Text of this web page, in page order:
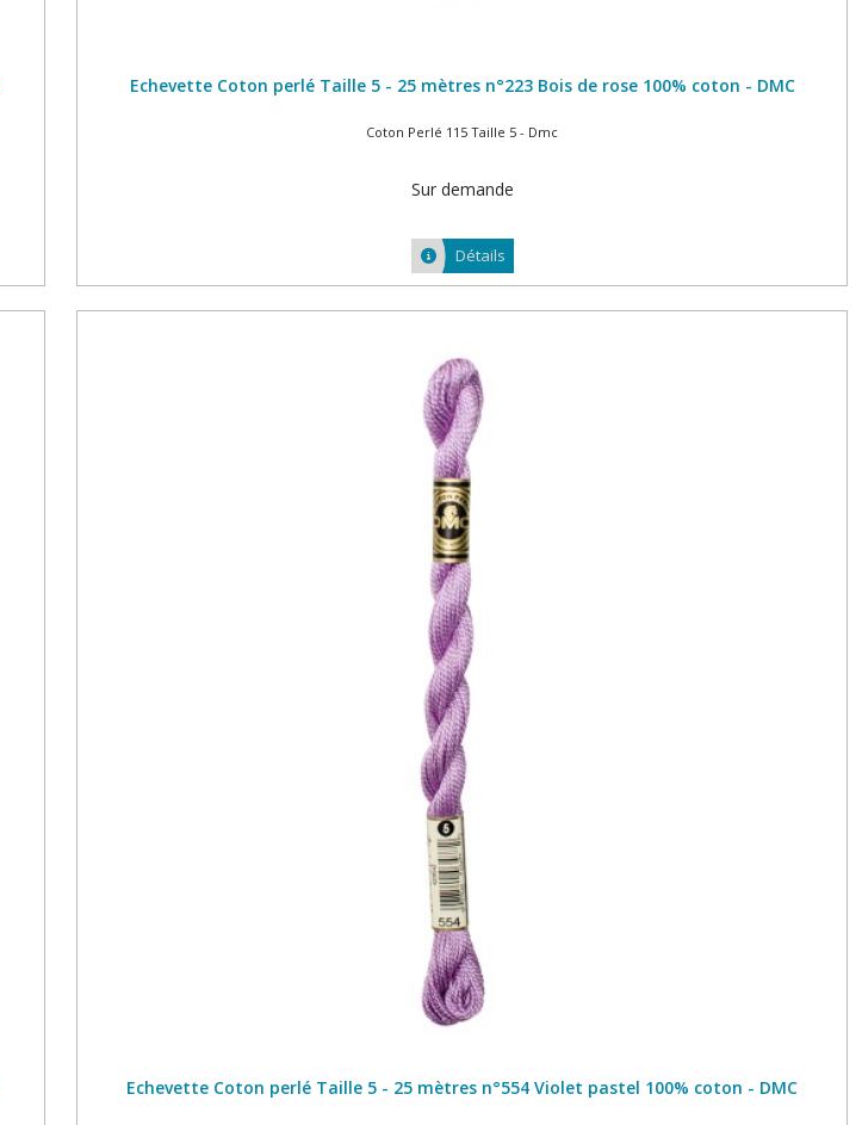
Echevette Coton perlé Taille 5 - 25 mètres n°223 Bois de rose 100% coton - DMC
Coton Perlé 115 Taille 5 - Dmc
Sur demande
Détails
Echevette Coton perlé Taille 5 - 25 mètres n°554 Violet pastel 100% coton - DMC